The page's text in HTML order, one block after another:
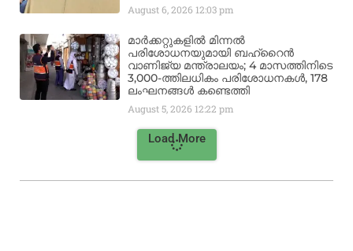
August 6, 2026 12:03 pm
മാർക്കറ്റുകളിൽ മിന്നൽ
പരിശോധനയുമായി ബഹ്‌റൈൻ
വാണിജ്യ മന്ത്രാലയം; 4 മാസത്തിനിടെ
3,000-ത്തിലധികം പരിശോധനകൾ, 178
ലംഘനങ്ങൾ കണ്ടെത്തി
August 5, 2026 12:22 pm
Load More